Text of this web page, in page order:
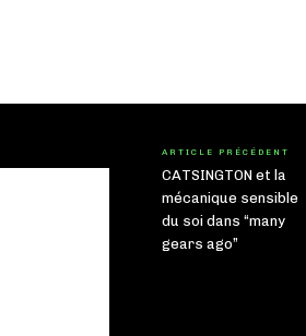
ARTICLE PRÉCÉDENT
CATSINGTON et la
mécanique sensible
du soi dans “many
gears ago”